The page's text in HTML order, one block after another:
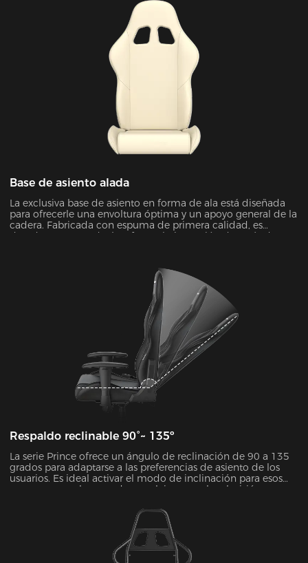
Base de asiento alada
La exclusiva base de asiento en forma de ala está diseñada
para ofrecerle una envoltura óptima y un apoyo general de la
cadera. Fabricada con espuma de primera calidad, es
duradera y no perderá su forma bajo presión después de
Respaldo reclinable 90°~ 135º
La serie Prince ofrece un ángulo de reclinación de 90 a 135
grados para adaptarse a las preferencias de asiento de los
usuarios. Es ideal activar el modo de inclinación para esos
momentos en los que desea relajarse, ver la televisión o